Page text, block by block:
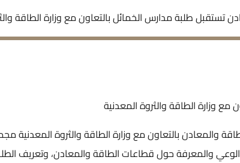
تستقبل طلبة مدارس الخمائل بالتعاون مع وزارة الطاقة
وزارة الطاقة والثروة المعدنية
تنظيم قطاع الطاقة والمعادن بالتعاون مع وزارة الطاقة
الوعي والمعرفة حول قطاعات الطاقة والمعادن، وتعريف